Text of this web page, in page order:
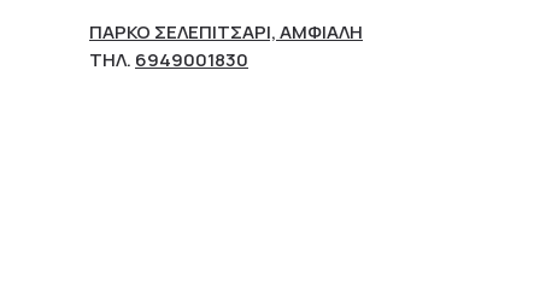
ΠΆΡΚΟ ΣΕΛΕΠΊΤΣΑΡΙ, ΑΜΦΙΆΛΗ
ΤΗΛ. 6949001830